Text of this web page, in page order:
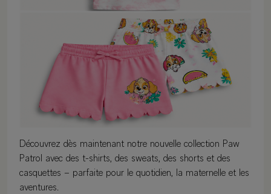
Découvrez dès maintenant notre nouvelle collection Paw
Patrol avec des t-shirts, des sweats, des shorts et des
casquettes – parfaite pour le quotidien, la maternelle et les
aventures.